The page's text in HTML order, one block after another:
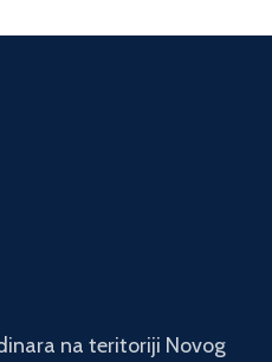
na teritoriji Novog